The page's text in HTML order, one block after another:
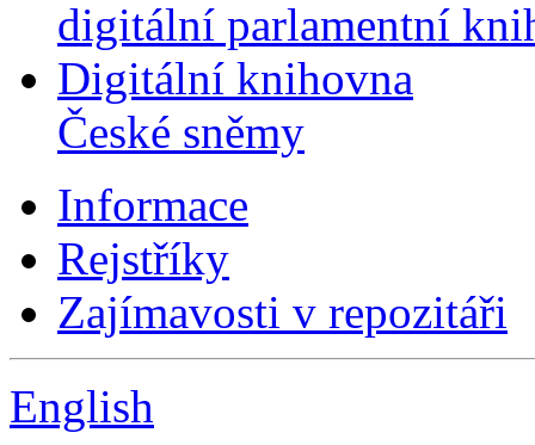
digitální parlamentní
Digitální knihovna
České sněmy
Informace
Rejstříky
Zajímavosti v repozitáři
English